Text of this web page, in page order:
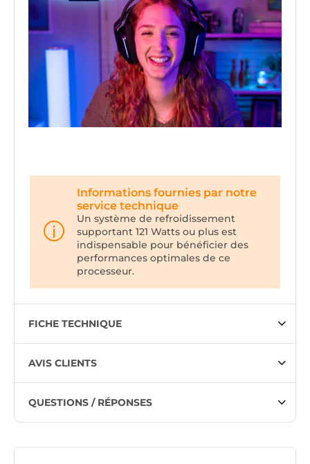
Informations fournies par notre
service technique
Un système de refroidissement
supportant 121 Watts ou plus est
indispensable pour bénéficier des
performances optimales de ce
processeur.
FICHE TECHNIQUE
AVIS CLIENTS
QUESTIONS / RÉPONSES